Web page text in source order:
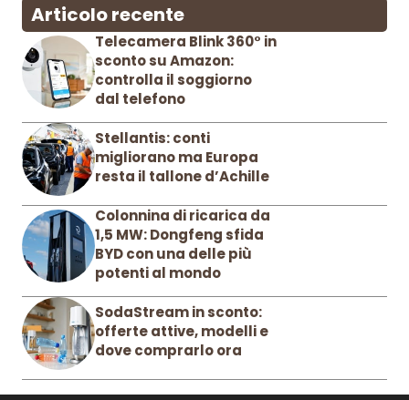
Articolo recente
Telecamera Blink 360° in
sconto su Amazon:
controlla il soggiorno
dal telefono
Stellantis: conti
migliorano ma Europa
resta il tallone d’Achille
Colonnina di ricarica da
1,5 MW: Dongfeng sfida
BYD con una delle più
potenti al mondo
SodaStream in sconto:
offerte attive, modelli e
dove comprarlo ora